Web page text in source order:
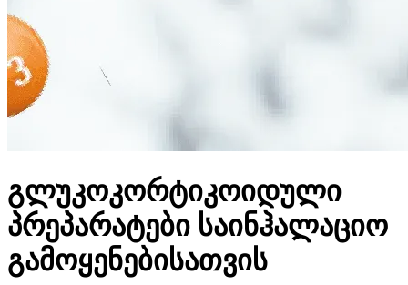
გლუკოკორტიკოიდული
პრეპარატები საინჰალაციო
გამოყენებისათვის